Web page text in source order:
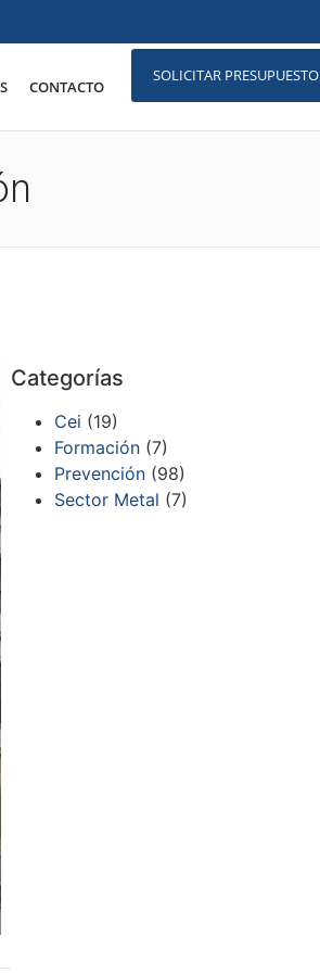
CONTACTO
SOLICITAR PRESUPUESTO
Categorías
Cei (19)
Formación (7)
Prevención (98)
Sector Metal (7)